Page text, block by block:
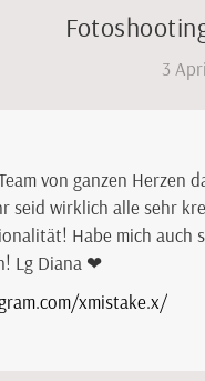
3
von ganzen Herzen
seid wirklich alle sehr
Habe mich
Lg Diana ❤
xmistake.x/